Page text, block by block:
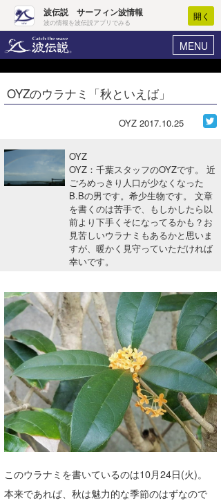
波伝説 サーフィン波情報
波の情報を波伝説アプリでみる
開く
MENU
ヘルプ マイホーム
ログイン
波情報･概況
WAVE HUNTER波予想ツール
サーフィンエリアガイド
会員メニュー
今月のプレゼント
OYZのウラナミ「秋といえば」
OYZ 2017.10.25
OYZ
OYZ：千葉スタッフのOYZです。 近
ごろめっきり人口が少なくなった
B.Bの男です。希少生物です。 文章
を書くのは苦手で、もしかしたら以
前より下手くそになってるかも？お
見苦しいウラナミもあるかと思いま
すが、暖かく見守っていただければ
幸いです。
このウラナミを書いているのは10月24日(火)。
本来であれば、秋は魅力的な季節のはずなので
Core Surf Japan
ファッション/グッズ
アート＆エンタメ
ショップ情報
ショップ情報
湘南
千葉北
伊豆
千葉南
大阪
沖縄
ウラナミ
お知らせ
その他
ルール＆How to
VOTE!
サーファーズ